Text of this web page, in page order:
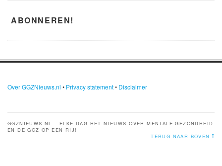
Over GGZNieuws.nl • Privacy statement• Disclaimer
GGZNIEUWS.NL – ELKE DAG HET NIEUWS OVER MENTALE GEZONDHEID
EN DE GGZ OP EEN RIJ!
TERUG NAAR BOVEN